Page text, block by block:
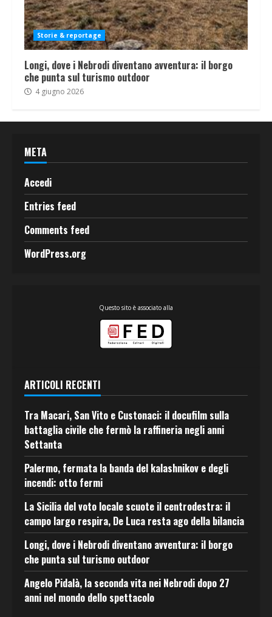
Storie & reportage
Longi, dove i Nebrodi diventano avventura: il borgo
che punta sul turismo outdoor
4 giugno 2026
META
Accedi
Entries feed
Comments feed
WordPress.org
Questo sito è associato alla
ARTICOLI RECENTI
Tra Macari, San Vito e Custonaci: il docufilm sulla
battaglia civile che fermò la raffineria negli anni
Settanta
Palermo, fermata la banda del kalashnikov e degli
incendi: otto fermi
La Sicilia del voto locale scuote il centrodestra: il
campo largo respira, De Luca resta ago della bilancia
Longi, dove i Nebrodi diventano avventura: il borgo
che punta sul turismo outdoor
Angelo Pidalà, la seconda vita nei Nebrodi dopo 27
anni nel mondo dello spettacolo